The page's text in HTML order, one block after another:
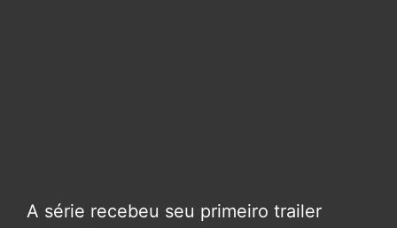
A série recebeu seu primeiro trailer